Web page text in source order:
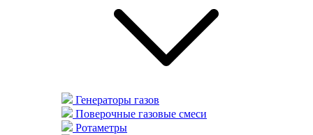
Генераторы газов
Поверочные газовые смеси
Ротаметры